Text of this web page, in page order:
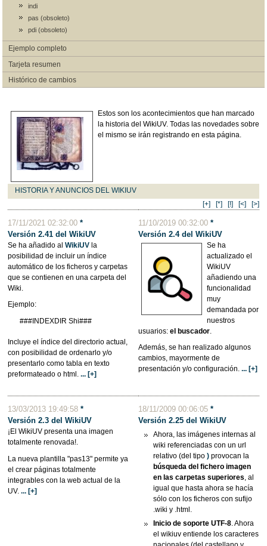
indi
pas (obsoleto)
pdi (obsoleto)
Ejemplo completo
Tarjeta resumen
Histórico de cambios
Estos son los acontecimientos que han marcado
la historia del WikiUV. Todas las novedades sobre
el mismo se irán registrando en esta página.
HISTORIA Y ANUNCIOS DEL WIKIUV
[+]
[*] [!] [<] [>]
17/11/2021 02:32:00 *
Versión 2.41 del WikiUV
Se ha añadido al WikiUVla
posibilidad de incluir un índice
automático de los ficheros y carpetas
que se contienen en una carpeta del
Wiki.
Ejemplo:
###INDEXDIR Shi###
Incluye el índice del directorio actual,
con posibilidad de ordenarlo y/o
presentarlo como tabla en texto
preformateado o html. ... [+]
11/10/2019 00:32:00*
Versión 2.4 del WikiUV
Se ha
actualizado el
WikiUV
añadiendo una
funcionalidad
muy
demandada por
nuestros
usuarios:el buscador
Además, se han realizado algunos
cambios, mayormente de
presentación y/o configuración.... [+]
13/03/2013 19:49:58 *
Versión 2.3 del WikiUV
¡El WikiUV presenta una imagen
totalmente renovada!.
La nueva plantilla "pas13" permite ya
el crear páginas totalmente
integrables con la web actual de la
UV. ... [+]
18/11/2009 00:06:05*
Versión 2.25 delWikiUV
Ahora, las imágenes internas al
wiki referenciadas con un url
relativo (del tipo) provocan la
búsqueda del fichero imagen
en las carpetas superiores, al
igual que hasta ahora se hacía
sólo con los ficheros con sufijo
.wiki y .html.
Inicio de soporte UTF-8. Ahora
el wikiuv entiende los caracteres